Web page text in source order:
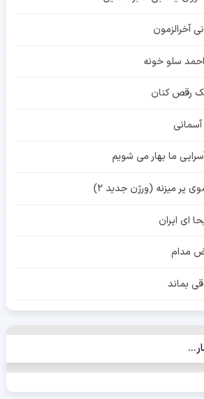
آخرالزمون
سلو خونه
رقص کنان
آسمانی
ما بهار می شویم
پر میزنه (ورژن جدید 2)
ای ایران
مدام
بماند